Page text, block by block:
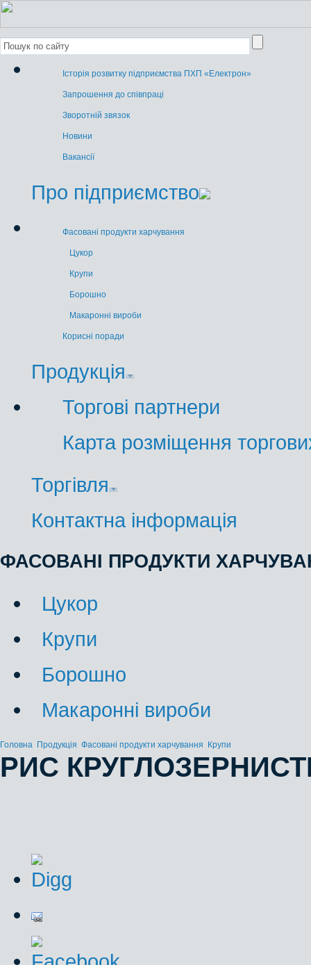
Історія розвитку підприємства ПХП «Електрон»
Запрошення до співпраці
Зворотній звязок
Новини
Вакансії
Про підприємство
Фасовані продукти харчування
Цукор
Крупи
Борошно
Макаронні вироби
Корисні поради
Продукція
Торгові партнери
Карта розміщення
Торгівля
Контактна інформація
ФАСОВАНІ ПРОДУКТИ
Цукор
Крупи
Борошно
Макаронні вироби
Головна Продукція Фасовані продукти харчування Крупи
РИС